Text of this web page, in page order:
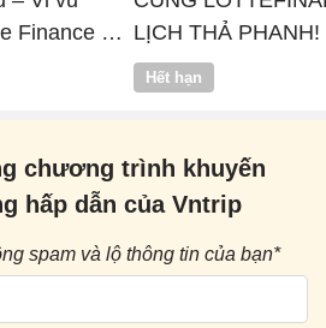
Finance x
LỊCH THẢ PHANH!
Hết hạn
chương trình khuyến
hấp dẫn của Vntrip
spam và lộ thông tin của bạn*